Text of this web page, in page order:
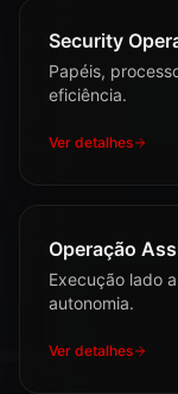
Security
Papéis,
eficiência.
Ver detalhes
Operação
Execução lado
autonomia.
Ver detalhes